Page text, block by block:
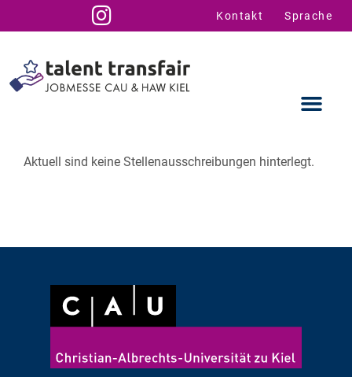
Kontakt Sprache
Aktuell sind keine Stellenausschreibungen hinterlegt.